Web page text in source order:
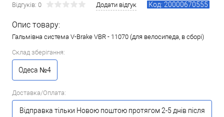
Відгуків: 0 Додати відгук Код: 20000670555
Опис товару:
Гальмівна система V-Brake VBR - 11070 (для велосипеда, в сборі)
Склад зберігання:
Одеса №4
Доставка/Оплата:
Відправка тільки Новою поштою протягом 2-5 днів після